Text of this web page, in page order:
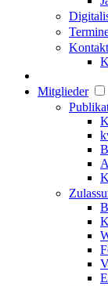
Kontakt
Mitglieder